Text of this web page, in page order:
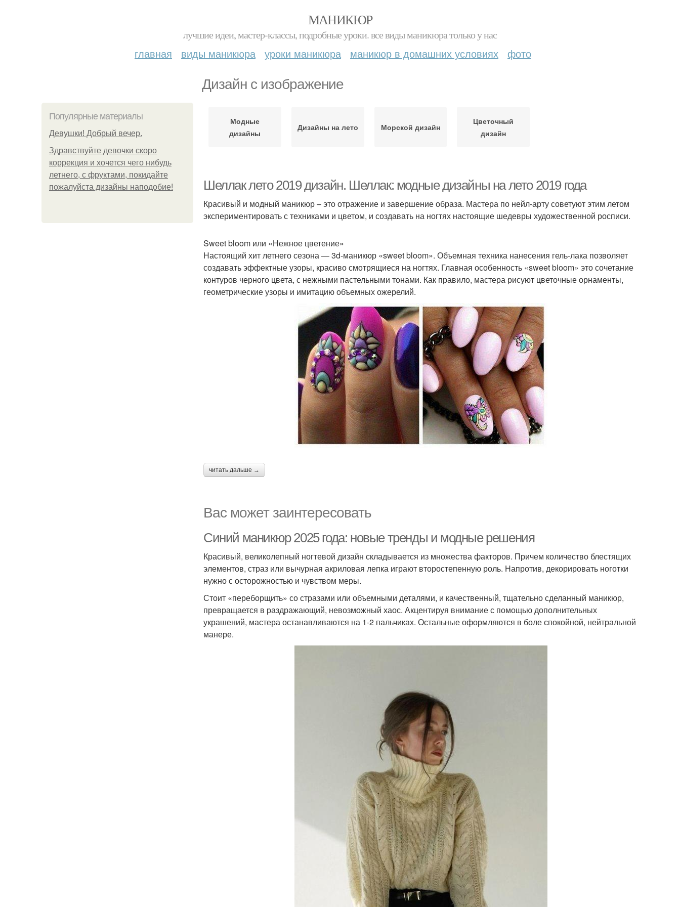
МАНИКЮР
лучшие идеи, мастер-классы, подробные уроки. все виды маникюра только у нас
главная виды маникюра уроки маникюра маникюр в домашних условиях фото
Дизайн с изображение
Популярные материалы
Девушки! Добрый вечер.
Здравствуйте девочки скоро
коррекция и хочется чего нибудь
летнего, с фруктами, покидайте
пожалуйста дизайны наподобие!
Модные
дизайны
Дизайны на лето Морской дизайн
Цветочный
дизайн
Шеллак лето 2019 дизайн. Шеллак: модные дизайны на лето 2019 года
Красивый и модный маникюр – это отражение и завершение образа. Мастера по нейл-арту советуют этим летом
экспериментировать с техниками и цветом, и создавать на ногтях настоящие шедевры художественной росписи.
Sweet bloom или «Нежное цветение»
Настоящий хит летнего сезона — 3d-маникюр «sweet bloom». Объемная техника нанесения гель-лака позволяет
создавать эффектные узоры, красиво смотрящиеся на ногтях. Главная особенность «sweet bloom» это сочетание
контуров черного цвета, с нежными пастельными тонами. Как правило, мастера рисуют цветочные орнаменты,
геометрические узоры и имитацию объемных ожерелий.
читать дальше →
Вас может заинтересовать
Синий маникюр 2025 года: новые тренды и модные решения
Красивый, великолепный ногтевой дизайн складывается из множества факторов. Причем количество блестящих
элементов, страз или вычурная акриловая лепка играют второстепенную роль. Напротив, декорировать ноготки
нужно с осторожностью и чувством меры.
Стоит «переборщить» со стразами или объемными деталями, и качественный, тщательно сделанный маникюр,
превращается в раздражающий, невозможный хаос. Акцентируя внимание с помощью дополнительных
украшений, мастера останавливаются на 1-2 пальчиках. Остальные оформляются в боле спокойной, нейтральной
манере.